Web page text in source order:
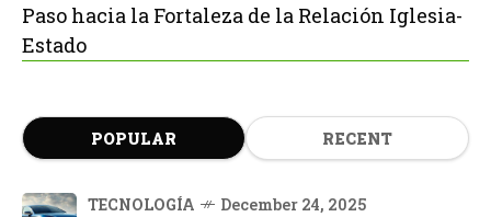
Paso hacia la Fortaleza de la Relación Iglesia-
Estado
POPULAR RECENT
TECNOLOGÍA December 24, 2025